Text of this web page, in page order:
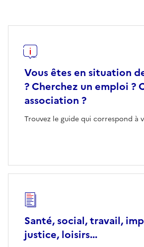
Vous êtes en situation
? Cherchez un emploi ?
association ?
Trouvez le guide qui correspond à
Santé, social, travail,
justice, loisirs...